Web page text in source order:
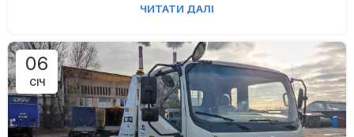
ЧИТАТИ ДАЛІ
06
СІЧ